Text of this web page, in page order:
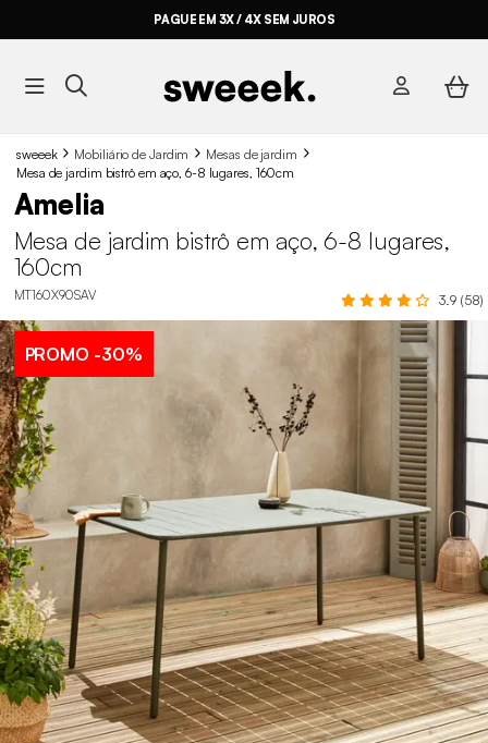
PAGUE EM 3X / 4X SEM JUROS
sweeek Mobiliário de Jardim
Mesas de jardim
Mesa de jardim bistrô em aço, 6-8 lugares, 160cm
Amelia
Mesa de jardim bistrô em aço, 6-8 lugares,
160cm
MT160X90SAV 3.9 (58)
PROMO -30%